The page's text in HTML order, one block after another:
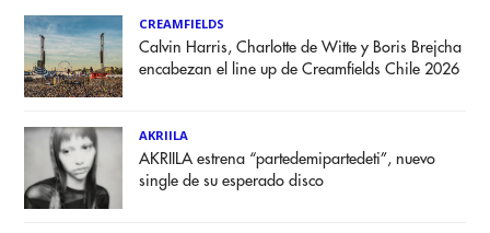
CREAMFIELDS
Calvin Harris, Charlotte de Witte y Boris Brejcha
encabezan el line up de Creamfields Chile 2026
AKRIILA
AKRIILA estrena “partedemipartedeti”, nuevo
single de su esperado disco